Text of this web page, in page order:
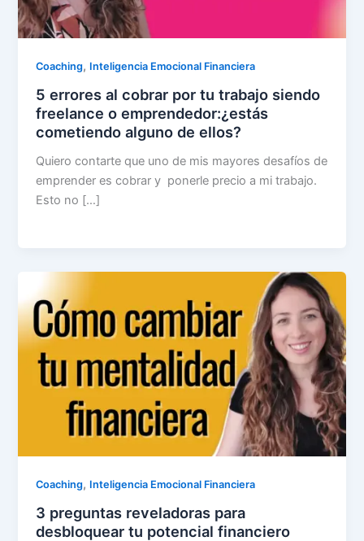
Coaching, Inteligencia Emocional Financiera
5 errores al cobrar por tu trabajo siendo
freelance o emprendedor:¿estás
cometiendo alguno de ellos?
Quiero contarte que uno de mis mayores desafíos de
emprender es cobrar y ponerle precio a mi trabajo.
Esto no […]
Coaching, Inteligencia Emocional Financiera
3 preguntas reveladoras para
desbloquear tu potencial financiero